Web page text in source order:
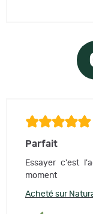
Parfait
Essayer c'est
moment
Acheté sur